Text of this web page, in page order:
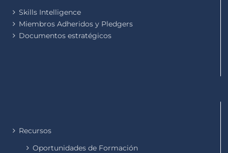
Skills Intelligence
Miembros Adheridos y Pledgers
Documentos estratégicos
Recursos
Oportunidades de Formación